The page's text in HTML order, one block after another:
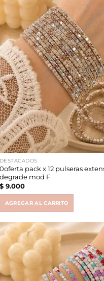
DESTACADOS
0oferta pack x 12 pulseras
degrade mod F
$9.000
AGREGAR AL CARRITO